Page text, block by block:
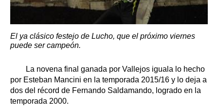
El ya clásico festejo de Lucho, que el próximo viernes
puede ser campeón.
La novena final ganada por Vallejos iguala lo hecho
por Esteban Mancini en la temporada 2015/16 y lo deja a
dos del récord de Fernando Saldamando, logrado en la
temporada 2000.